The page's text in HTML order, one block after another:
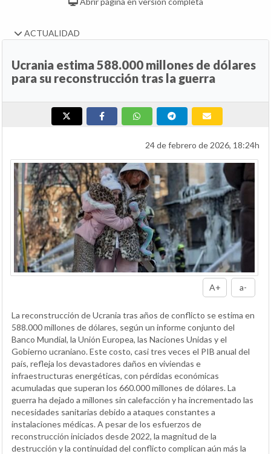
ACTUALIDAD
Ucrania estima 588.000 millones de dólares
para su reconstrucción tras la guerra
24 de febrero de 2026, 18:24h
A+ a-
La reconstrucción de Ucrania tras años de conflicto se estima en
588.000 millones de dólares, según un informe conjunto del
Banco Mundial, la Unión Europea, las Naciones Unidas y el
Gobierno ucraniano. Este costo, casi tres veces el PIB anual del
país, refleja los devastadores daños en viviendas e
infraestructuras energéticas, con pérdidas económicas
acumuladas que superan los 660.000 millones de dólares. La
guerra ha dejado a millones sin calefacción y ha incrementado las
necesidades sanitarias debido a ataques constantes a
instalaciones médicas. A pesar de los esfuerzos de
reconstrucción iniciados desde 2022, la magnitud de la
destrucción y la continuidad del conflicto complican aún más la